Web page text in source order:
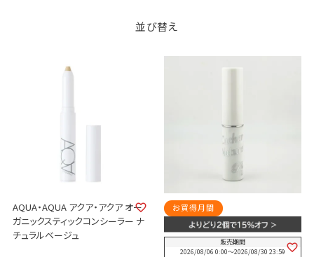
並び替え
AQUA・AQUA アクア・アクア オー
ガニックスティックコンシーラー ナ
チュラルベージュ
お買得月間
販売期間
2026/08/06 0:00〜2026/08/30 23:59